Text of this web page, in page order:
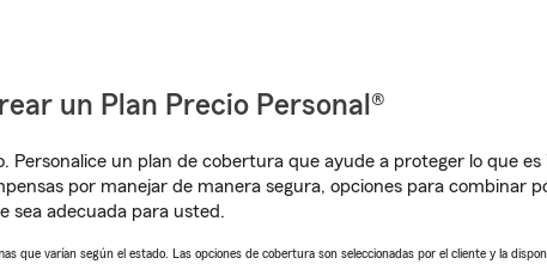
un Plan Precio Personal®
Personalice un plan de cobertura que ayude a proteger lo que
por manejar de manera segura, opciones para combinar
sea adecuada para usted.
que varían según el estado. Las opciones de cobertura son seleccionadas por el cliente y la